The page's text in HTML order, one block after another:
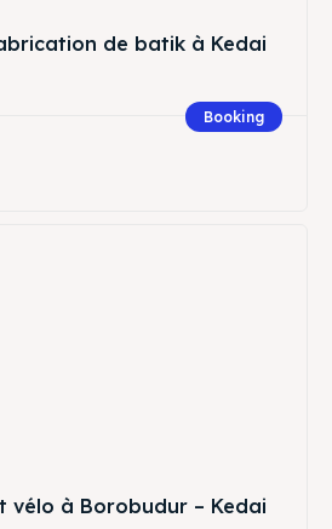
de batik à Kedai
Booking
vélo à Borobudur – Kedai